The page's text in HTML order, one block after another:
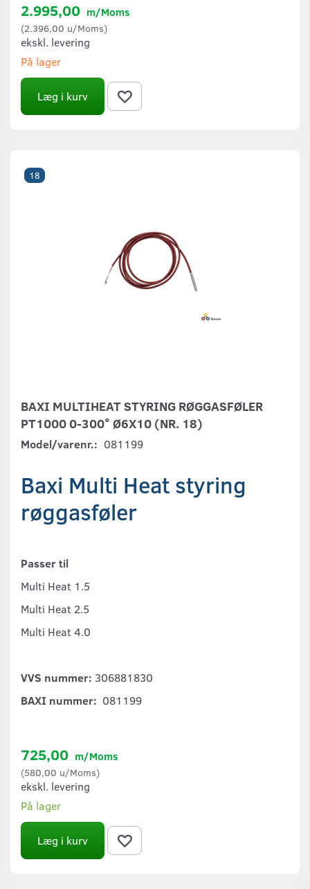
2.995,00 m/Moms
(2.396,00 u/Moms)
ekskl. levering
På lager
Læg i kurv
18
BAXI MULTIHEAT STYRING RØGGASFØLER
PT1000 0-300° Ø6X10 (NR. 18)
Model/varenr.: 081199
Baxi Multi Heat styring
røggasføler
Passer til
Multi Heat 1.5
Multi Heat 2.5
Multi Heat 4.0
VVS nummer: 306881830
BAXI nummer: 081199
725,00 m/Moms
(580,00 u/Moms)
ekskl. levering
På lager
Læg i kurv